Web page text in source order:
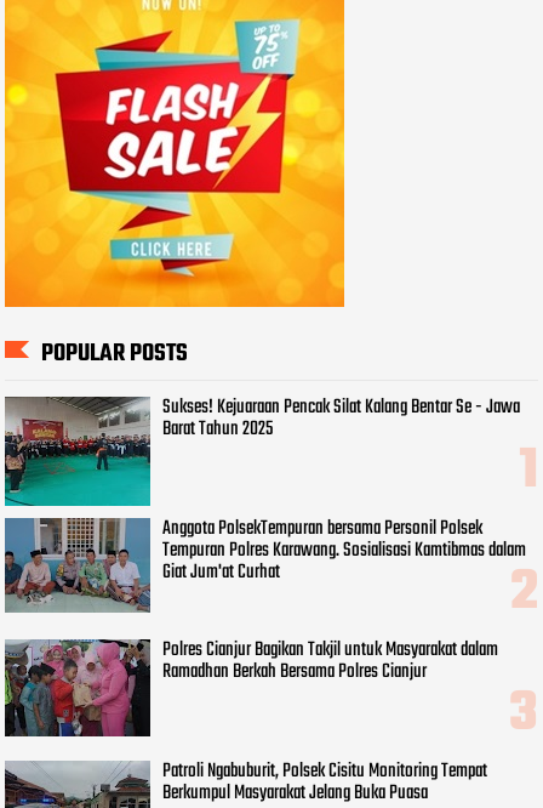
POPULAR POSTS
Sukses! Kejuaraan Pencak Silat Kalang Bentar Se - Jawa
Barat Tahun 2025
Anggota PolsekTempuran bersama Personil Polsek
Tempuran Polres Karawang. Sosialisasi Kamtibmas dalam
Giat Jum'at Curhat
Polres Cianjur Bagikan Takjil untuk Masyarakat dalam
Ramadhan Berkah Bersama Polres Cianjur
Patroli Ngabuburit, Polsek Cisitu Monitoring Tempat
Berkumpul Masyarakat Jelang Buka Puasa